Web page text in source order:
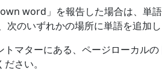
word」を報告した場合は、単
次のいずれかの場所に単語を追加し
トマターにある、ページローカルの
さい。